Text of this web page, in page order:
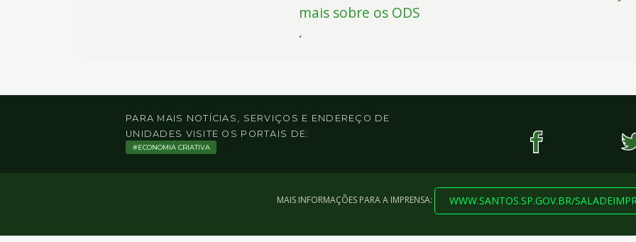
mais sobre os ODS
.
PARA MAIS NOTÍCIAS, SERVIÇOS E ENDEREÇO DE
UNIDADES VISITE OS PORTAIS DE:
ECONOMIA CRIATIVA
MAIS INFORMAÇÕES PARA A IMPRENSA: WWW.SANTOS.SP.GOV.BR/